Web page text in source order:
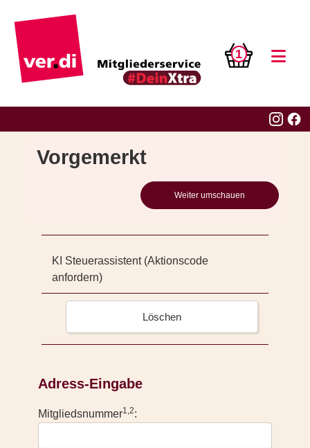
1
Vorgemerkt
Weiter umschauen
KI Steuerassistent (Aktionscode
anfordern)
Löschen
Adress-Eingabe
Mitgliedsnummer1,2: